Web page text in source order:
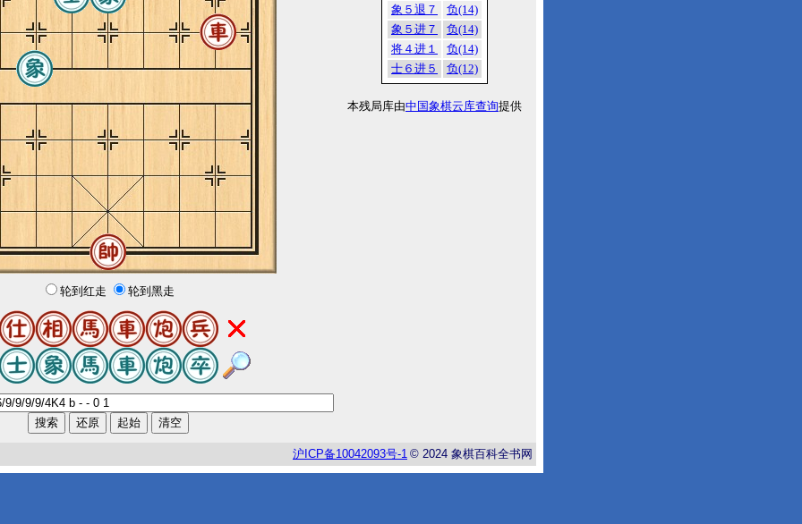
轮到红走 轮到黑走
象５退７
负(14)
象５进７
负(14)
将４进１
负(14)
士６进５
负(12)
本残局库由中国象棋云库查询提供
沪 ICP备10042093号-1 © 2024 象棋百科全书网